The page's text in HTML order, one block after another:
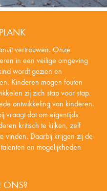
vertrouwen. Onze
in een veilige omgeving
wordt gezien en
Kinderen mogen fouten
zij zich stap voor stap.
ontwikkeling van kinderen.
vraagt dat om eigentijds
kritisch te kijken, zelf
vinden. Daarbij krijgen zij de
en mogelijkheden
ONS?